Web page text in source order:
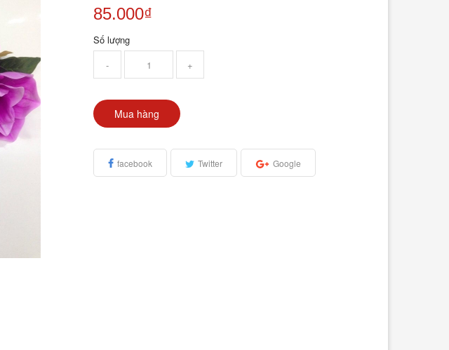
85.000₫
Số lượng
-
+
Mua hàng
facebook Twitter Google